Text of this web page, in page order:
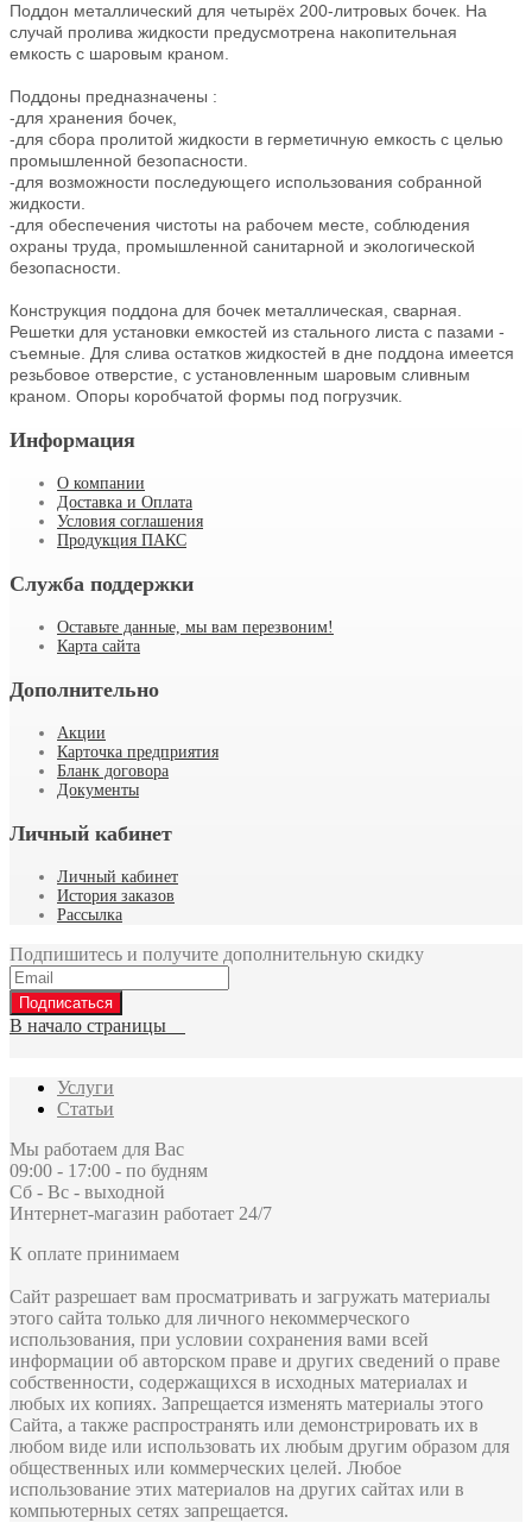
Поддон металлический для четырёх 200-литровых бочек. На
случай пролива жидкости предусмотрена накопительная
емкость с шаровым краном.
Поддоны предназначены :
-для хранения бочек,
-для сбора пролитой жидкости в герметичную емкость с целью
промышленной безопасности.
-для возможности последующего использования собранной
жидкости.
-для обеспечения чистоты на рабочем месте, соблюдения
охраны труда, промышленной санитарной и экологической
безопасности.
Конструкция поддона для бочек металлическая, сварная.
Решетки для установки емкостей из стального листа с пазами -
съемные. Для слива остатков жидкостей в дне поддона имеется
резьбовое отверстие, с установленным шаровым сливным
краном. Опоры коробчатой формы под погрузчик.
Информация
О компании
Доставка и Оплата
Условия соглашения
Продукция ПАКС
Служба поддержки
Оставьте данные, мы вам перезвоним!
Карта сайта
Дополнительно
Акции
Карточка предприятия
Бланк договора
Документы
Личный кабинет
Личный кабинет
История заказов
Рассылка
Подпишитесь и получите дополнительную скидку
Подписаться
В начало страницы
Услуги
Статьи
Мы работаем для Вас
09:00 - 17:00 - по будням
Сб - Вс - выходной
Интернет-магазин работает 24/7
К оплате принимаем
Сайт разрешает вам просматривать и загружать материалы
этого сайта только для личного некоммерческого
использования, при условии сохранения вами всей
информации об авторском праве и других сведений о праве
собственности, содержащихся в исходных материалах и
любых их копиях. Запрещается изменять материалы этого
Сайта, а также распространять или демонстрировать их в
любом виде или использовать их любым другим образом для
общественных или коммерческих целей. Любое
использование этих материалов на других сайтах или в
компьютерных сетях запрещается.